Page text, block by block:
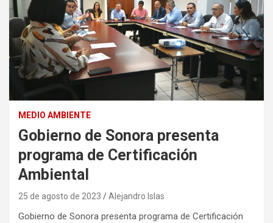
MEDIO AMBIENTE
Gobierno de Sonora presenta
programa de Certificación
Ambiental
25 de agosto de 2023 Alejandro Islas
Gobierno de Sonora presenta programa de Certificación